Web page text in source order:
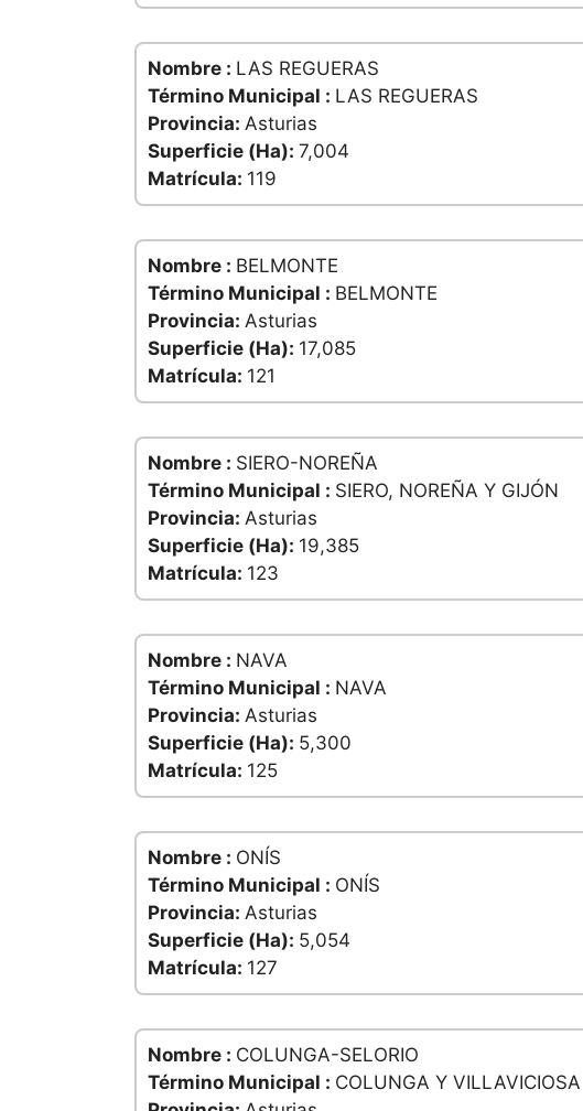
Nombre : LAS REGUERAS
Término Municipal : LAS REGUERAS
Provincia: Asturias
Superficie (Ha): 7,004
Matrícula: 119
Nombre : BELMONTE
Término Municipal : BELMONTE
Provincia: Asturias
Superficie (Ha): 17,085
Matrícula: 121
Nombre : SIERO-NOREÑA
Término Municipal : SIERO, NOREÑA Y GIJÓN
Provincia: Asturias
Superficie (Ha): 19,385
Matrícula: 123
Nombre : NAVA
Término Municipal : NAVA
Provincia: Asturias
Superficie (Ha): 5,300
Matrícula: 125
Nombre : ONÍS
Término Municipal : ONÍS
Provincia: Asturias
Superficie (Ha): 5,054
Matrícula: 127
Nombre : COLUNGA-SELORIO
Término Municipal : COLUNGA Y VILLAVICIOSA